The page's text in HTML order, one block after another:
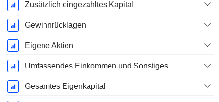
Zusätzlich eingezahltes Kapital
Gewinnrücklagen
Eigene Aktien
Umfassendes Einkommen und Sonstiges
Gesamtes Eigenkapital